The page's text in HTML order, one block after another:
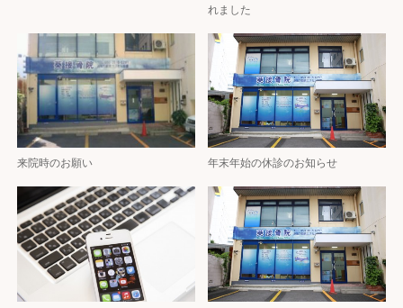
れました
来院時のお願い 年末年始の休診のお知らせ